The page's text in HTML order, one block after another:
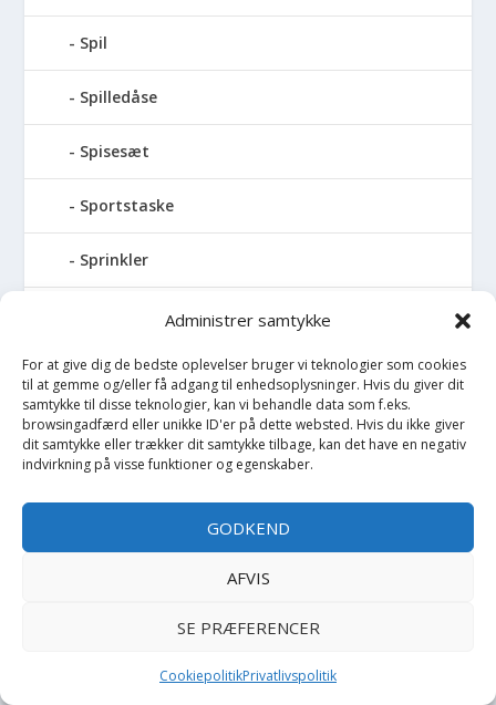
Administrer samtykke
For at give dig de bedste oplevelser bruger vi teknologier som cookies
til at gemme og/eller få adgang til enhedsoplysninger. Hvis du giver dit
samtykke til disse teknologier, kan vi behandle data som f.eks.
browsingadfærd eller unikke ID'er på dette websted. Hvis du ikke giver
dit samtykke eller trækker dit samtykke tilbage, kan det have en negativ
indvirkning på visse funktioner og egenskaber.
GODKEND
AFVIS
SE PRÆFERENCER
CookiepolitikPrivatlivspolitik
Spil
Spilledåse
Spisesæt
Sportstaske
Sprinkler
Stablelegetøj
Stofble
Stofbog
Stol
Strømpebukser